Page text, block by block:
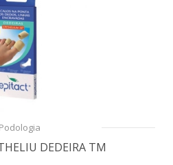
Podologia
DEDEIRA TM